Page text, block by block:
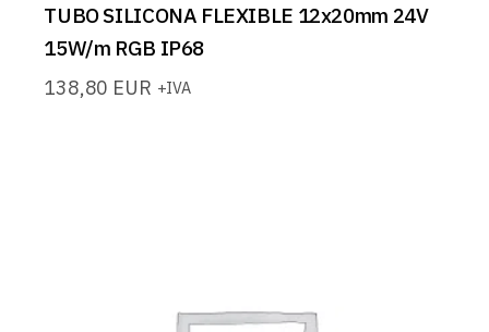
TUBO SILICONA FLEXIBLE 12x20mm 24V
15W/m RGB IP68
138,80 EUR +IVA